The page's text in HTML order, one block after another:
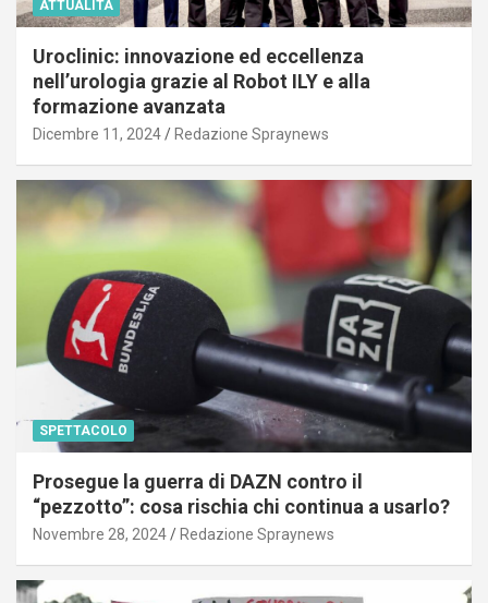
ATTUALITÀ
Uroclinic: innovazione ed eccellenza
nell’urologia grazie al Robot ILY e alla
formazione avanzata
Dicembre 11, 2024 Redazione Spraynews
SPETTACOLO
Prosegue la guerra di DAZN contro il
“pezzotto”: cosa rischia chi continua a usarlo?
Novembre 28, 2024 Redazione Spraynews